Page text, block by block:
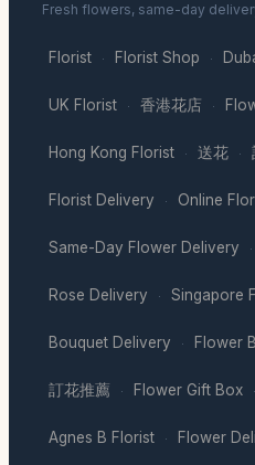
Fresh flowers, same-day
Florist · Florist Shop ·
UK Florist · 香港花店 ·
Hong Kong Florist · 送花 ·
Florist Delivery · Online
Same-Day Flower Delivery ·
Rose Delivery · Singapore
Bouquet Delivery · Flower
訂花推薦 · Flower Gift Box ·
Agnes B Florist · Flower